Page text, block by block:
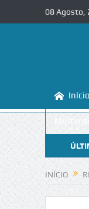
08 Agosto,
Início
ensina a conhecer
INÍCIO